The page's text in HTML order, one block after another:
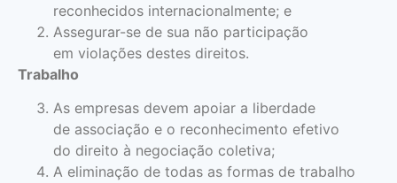
reconhecidos internacionalmente; e
Assegurar-se de sua não participação
em violações destes direitos.
Trabalho
As empresas devem apoiar a liberdade
de associação e o reconhecimento efetivo
do direito à negociação coletiva;
A eliminação de todas as formas de trabalho